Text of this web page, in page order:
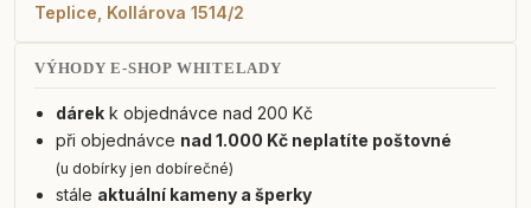
Teplice, Kollárova 1514/2
VÝHODY E-SHOP WHITELADY
dárekk objednávce nad 200 Kč
při objednávce nad 1.000 Kč neplatíte poštovné
(u dobírky jen dobírečné)
stále aktuální kameny a šperky